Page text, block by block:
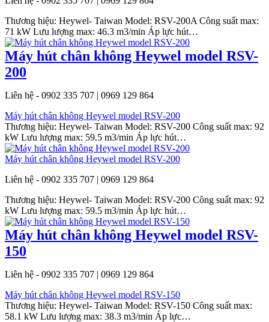
Thương hiệu: Heywel- Taiwan Model: RSV-200A Công suất max:
71 kW Lưu lượng max: 46.3 m3/min Áp lực hút…
Máy hút chân không Heywel model RSV-
200
Liên hệ - 0902 335 707 | 0969 129 864
Máy hút chân không Heywel model RSV-200
Thương hiệu: Heywel- Taiwan Model: RSV-200 Công suất max: 92
kW Lưu lượng max: 59.5 m3/min Áp lực hút…
Máy hút chân không Heywel model RSV-200
Liên hệ - 0902 335 707 | 0969 129 864
Thương hiệu: Heywel- Taiwan Model: RSV-200 Công suất max: 92
kW Lưu lượng max: 59.5 m3/min Áp lực hút…
Máy hút chân không Heywel model RSV-
150
Liên hệ - 0902 335 707 | 0969 129 864
Máy hút chân không Heywel model RSV-150
Thương hiệu: Heywel- Taiwan Model: RSV-150 Công suất max:
58.1 kW Lưu lượng max: 38.3 m3/min Áp lực…